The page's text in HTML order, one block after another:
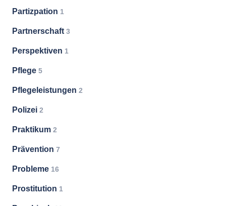
Partizpation 1
Partnerschaft 3
Perspektiven 1
Pflege 5
Pflegeleistungen 2
Polizei 2
Praktikum 2
Prävention 7
Probleme 16
Prostitution 1